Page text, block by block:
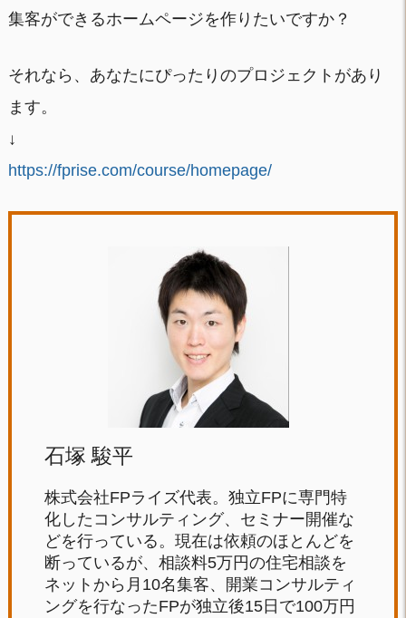
集客ができるホームページを作りたいですか？
それなら、あなたにぴったりのプロジェクトがあり
ます。
↓
https://fprise.com/course/homepage/
石塚 駿平
株式会社FPライズ代表。独立FPに専門特
化したコンサルティング、セミナー開催な
どを行っている。現在は依頼のほとんどを
断っているが、相談料5万円の住宅相談を
ネットから月10名集客、開業コンサルティ
ングを行なったFPが独立後15日で100万円